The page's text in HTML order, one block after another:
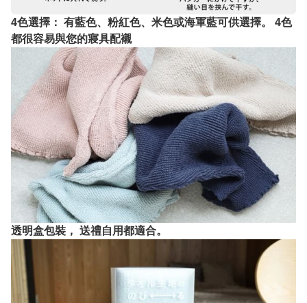
4色選擇： 有藍色、粉紅色、米色或海軍藍可供選擇。 4色
都很容易與您的寢具配襯
透明盒包裝， 送禮自用都適合。